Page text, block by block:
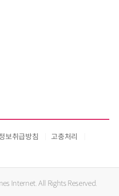
보취급방침
고충처리
Internet. All Rights Reserved.